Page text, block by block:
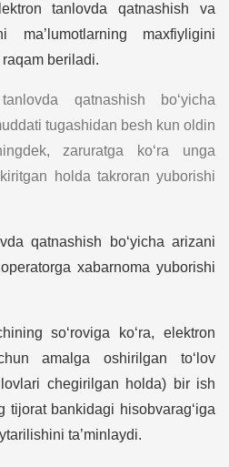
tanlovda qatnashish va
ma’lumotlarning maxfiyligini
beriladi.
qatnashish bo‘yicha
tugashidan besh kun oldin
zaruratga ko‘ra unga
holda takroran yuborishi
qatnashish bo‘yicha arizani
xabarnoma yuborishi
so‘roviga ko‘ra, elektron
amalga oshirilgan to‘lov
chegirilgan holda) bir ish
tijorat bankidagi hisobvarag‘iga
ta’minlaydi.